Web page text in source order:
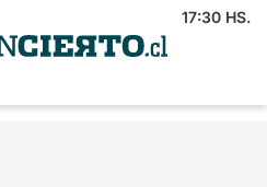
17:30 HS.